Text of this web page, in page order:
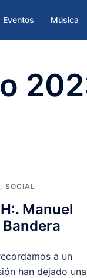
Eventos Música
, SOCIAL
Manuel
a un
han dejado una